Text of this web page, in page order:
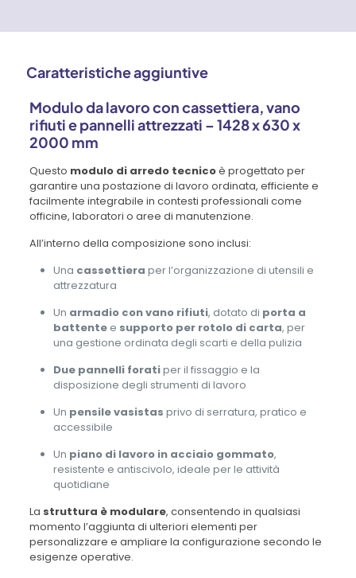
Caratteristiche aggiuntive
Modulo da lavoro con cassettiera, vano
rifiuti e pannelli attrezzati – 1428 x 630 x
2000 mm
Questo modulo di arredo tecnicoè progettato per
garantire una postazione di lavoro ordinata, efficiente e
facilmente integrabile in contesti professionali come
officine, laboratori o aree di manutenzione.
All’interno della composizione sono inclusi:
Una cassettiera per l’organizzazione di utensili e
attrezzatura
Un armadio con vano rifiuti, dotato di porta a
battentee supporto per rotolo di carta, per
una gestione ordinata degli scarti e della pulizia
Due pannelli foratiper il fissaggio e la
disposizione degli strumenti di lavoro
Un pensile vasistas privo di serratura, pratico e
accessibile
Un piano di lavoro in acciaio gommato,
resistente e antiscivolo, ideale per le attività
quotidiane
La struttura è modulare, consentendo in qualsiasi
momento l’aggiunta di ulteriori elementi per
personalizzare e ampliare la configurazione secondo le
esigenze operative.